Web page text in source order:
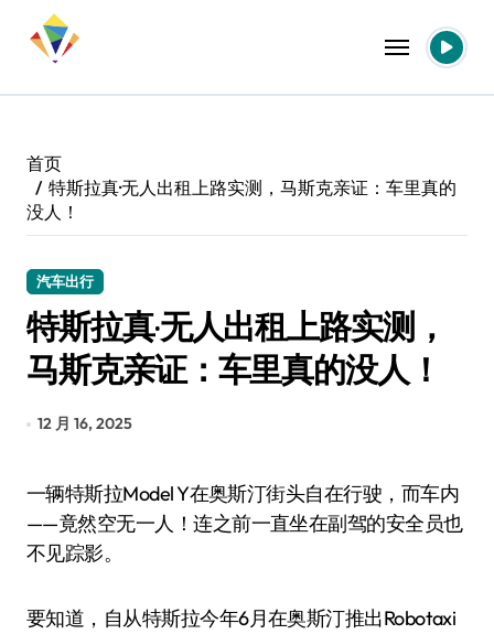
首页
特斯拉真·无人出租上路实测，马斯克亲证：车里真的
没人！
汽车出行
特斯拉真·无人出租上路实测，
马斯克亲证：车里真的没人！
12 月 16, 2025
一辆特斯拉Model Y在奥斯汀街头自在行驶，而车内
——竟然空无一人！连之前一直坐在副驾的安全员也
不见踪影。
要知道，自从特斯拉今年6月在奥斯汀推出Robotaxi